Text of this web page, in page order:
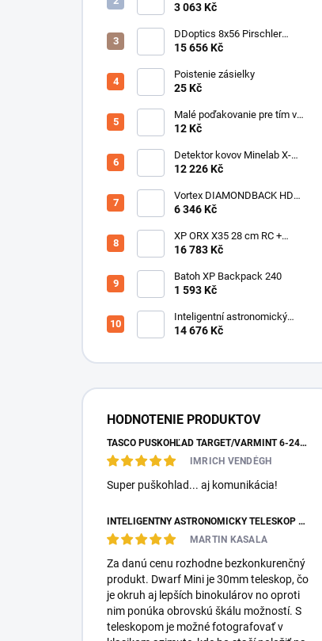
Detektor horľavých plynov
3 063 Kč
DDoptics 8x56 Pirschler
Gen.3 Magnesium zelený
15 656 Kč
Poistenie zásielky
25 Kč
Malé poďakovanie pre tím v
sklade
12 Kč
Detektor kovov Minelab X-
Terra ELITE pinpoiter set
12 226 Kč
Vortex DIAMONDBACK HD
10X50
6 346 Kč
XP ORX X35 28 cm RC +
bezdrôtové slúchadlá
16 783 Kč
Batoh XP Backpack 240
1 593 Kč
Inteligentní astronomický
teleskop DwarfLab Dwarf III
14 676 Kč
HODNOTENIE PRODUKTOV
TASCO PUŠKOHĽAD TARGET/VARMINT 6-24X42 MILDOT
IMRICH VENDÉGH
Super puškohlad... aj komunikácia!
INTELIGENTNÝ ASTRONOMICKÝ TELESKOP DWARFLAB DWARF MINI
MARTIN KASALA
Za danú cenu rozhodne bezkonkurenčný
produkt. Dwarf Mini je 30mm teleskop, čo
je okruh aj lepších binokulárov no oproti
nim ponúka obrovskú škálu možností. S
teleskopom je možné fotografovať v